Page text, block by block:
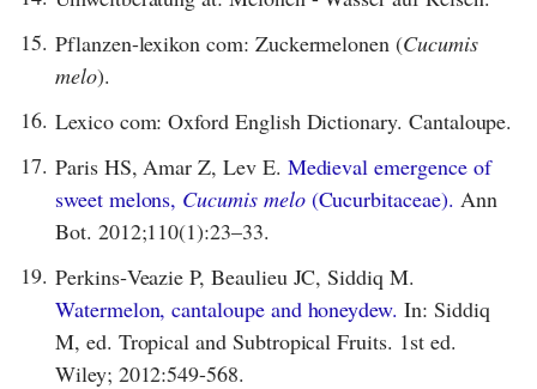
15. Pflanzen-lexikon com: Zuckermelonen (Cucumis
melo).
16. Lexico com: Oxford English Dictionary. Cantaloupe.
17. Paris HS, Amar Z, Lev E. Medieval emergence of
sweet melons, Cucumis melo(Cucurbitaceae). Ann
Bot. 2012;110(1):23–33.
19. Perkins‐Veazie P, Beaulieu JC, Siddiq M.
Watermelon, cantaloupe and honeydew. In: Siddiq
M, ed. Tropical and Subtropical Fruits. 1st ed.
Wiley; 2012:549-568.